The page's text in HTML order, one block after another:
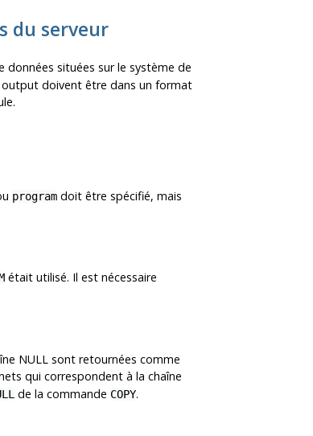
du serveur
situées sur le système de
output doivent être dans un format
program doit être spécifié, mais
était utilisé. Il est nécessaire
NULL sont retournées comme
qui correspondent à la chaîne
de la commande COPY.